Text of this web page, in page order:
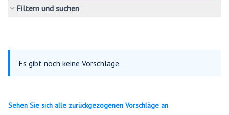
Filtern und suchen
Es gibt noch keine Vorschläge.
Sehen Sie sich alle zurückgezogenen Vorschläge an